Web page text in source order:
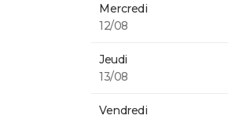
Mercredi
12/08
Jeudi
13/08
Vendredi